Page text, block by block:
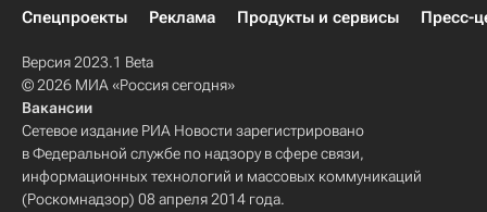
Спецпроекты
Реклама Продукты и сервисы Пресс-
Версия 2023.1 Beta
© 2026 МИА «Россия сегодня»
Вакансии
Сетевое издание РИА Новости зарегистрировано
в Федеральной службе по надзору в сфере связи,
информационных технологий и массовых коммуникаций
(Роскомнадзор) 08 апреля 2014 года.